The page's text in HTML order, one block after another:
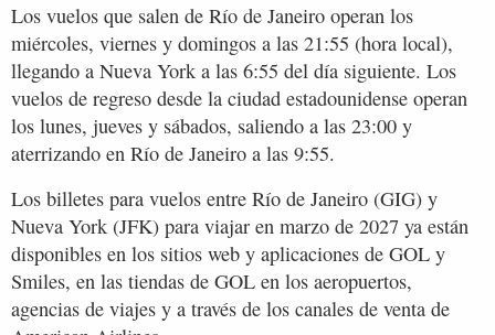
Los vuelos que salen de Río de Janeiro operan los
miércoles, viernes y domingos a las 21:55 (hora local),
llegando a Nueva York a las 6:55 del día siguiente. Los
vuelos de regreso desde la ciudad estadounidense operan
los lunes, jueves y sábados, saliendo a las 23:00 y
aterrizando en Río de Janeiro a las 9:55.
Los billetes para vuelos entre Río de Janeiro (GIG) y
Nueva York (JFK) para viajar en marzo de 2027 ya están
disponibles en los sitios web y aplicaciones de GOL y
Smiles, en las tiendas de GOL en los aeropuertos,
agencias de viajes y a través de los canales de venta de